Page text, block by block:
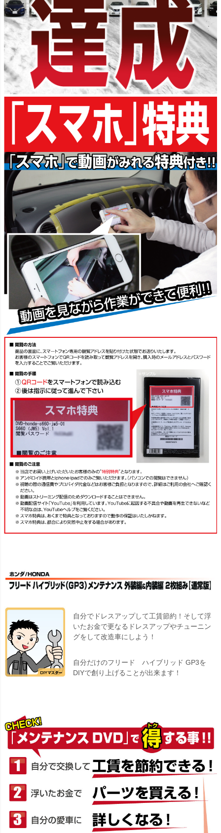
自分でドレスアップして工賃節約！そして浮
いたお金で更なるドレスアップやチューニン
グをして改造車にしよう！
自分だけのフリード ハイブリッド GP3を
DIYで創り上げることが出来ます！